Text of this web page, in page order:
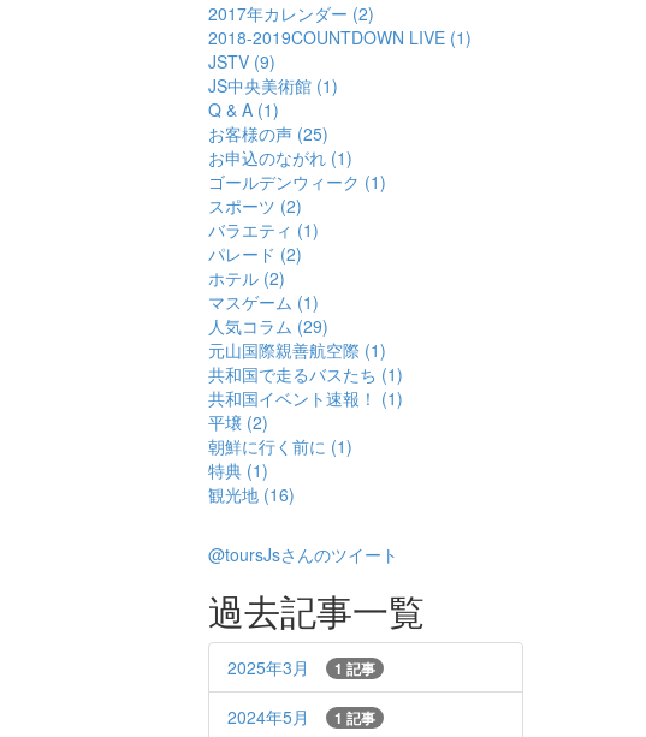
2017年カレンダー (2)
2018-2019COUNTDOWN LIVE (1)
JSTV (9)
JS中央美術館 (1)
Q & A (1)
お客様の声 (25)
お申込のながれ (1)
ゴールデンウィーク (1)
スポーツ (2)
バラエティ (1)
パレード (2)
ホテル (2)
マスゲーム (1)
人気コラム (29)
元山国際親善航空際 (1)
共和国で走るバスたち (1)
共和国イベント速報！ (1)
平壌 (2)
朝鮮に行く前に (1)
特典 (1)
観光地 (16)
@toursJsさんのツイート
過去記事一覧
2025年3月 1 記事
2024年5月 1 記事